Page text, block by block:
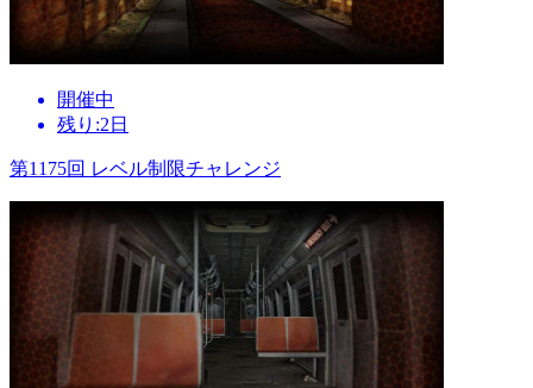
開催中
残り:2日
第1175回 レベル制限チャレンジ